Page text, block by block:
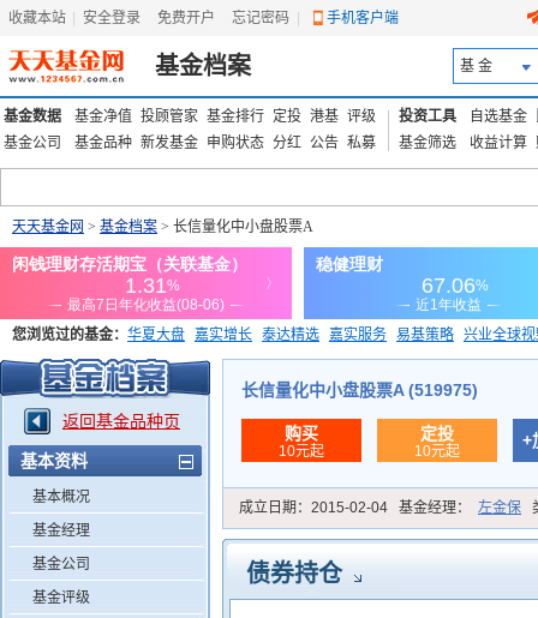
收藏本站 安全登录 免费开户 忘记密码 手机客户端
基金档案 基 金
基金数据 基金净值 投顾管家 基金排行 定投 港基 评级
基金公司
基金品种 新发基金 申购状态 分红 公告 私募
投资工具 自选基金
基金筛选
收益计算
天天基金网 > 基金档案 > 长信量化中小盘股票A
您浏览过的基金： 华夏大盘 嘉实增长 泰达精选 嘉实服务 易基策略 兴业全球
添富优势 华安宏利 上证180价值ETF
返回基金品种页
基本资料
基本概况
基金经理
基金公司
基金评级
长信量化中小盘股票A (519975)
购买
10元起
定投
10元起
+
成立日期： 2015-02-04 基金经理： 左金保
债券持仓